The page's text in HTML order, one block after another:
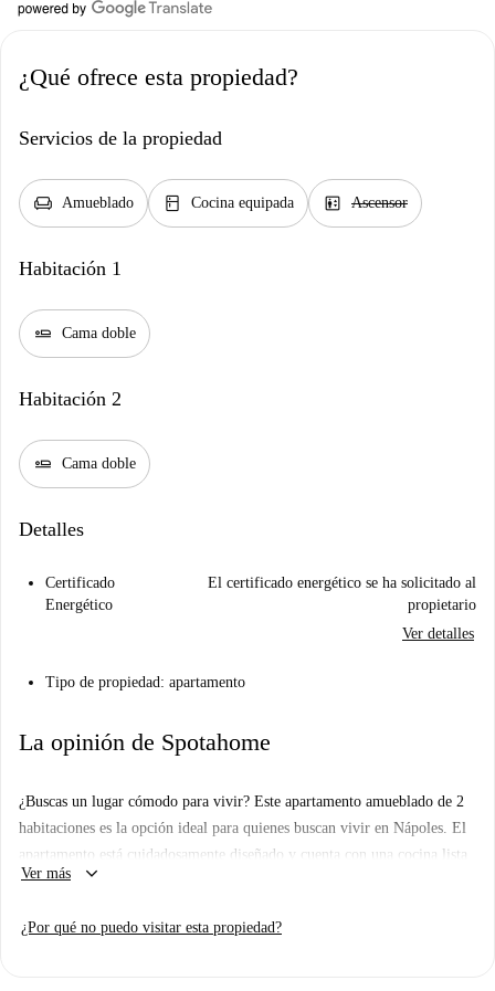
¿Qué ofrece esta propiedad?
Servicios de la propiedad
chair Amueblado kitchen Cocina equipada elevator Ascensor
Habitación 1
airline_seat_flat Cama doble
Habitación 2
airline_seat_flat Cama doble
Detalles
Certificado
Energético
El certificado energético se ha solicitado al
propietario
Ver detalles
Tipo de propiedad: apartamento
La opinión de Spotahome
¿Buscas un lugar cómodo para vivir? Este apartamento amueblado de 2
habitaciones es la opción ideal para quienes buscan vivir en Nápoles. El
apartamento está cuidadosamente diseñado y cuenta con una cocina lista
para tus aventuras culinarias. Ten en cuenta que los servicios
las facturas. Aunque Spotahome no ha verificado personalmente la
Ver más keyboard_arrow_down
¿Por qué no puedo visitar esta propiedad?